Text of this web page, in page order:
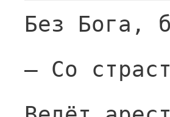
Без Бога,
— Со